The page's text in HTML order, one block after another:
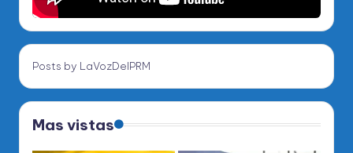
Posts by LaVozDelPRM
Mas vistas